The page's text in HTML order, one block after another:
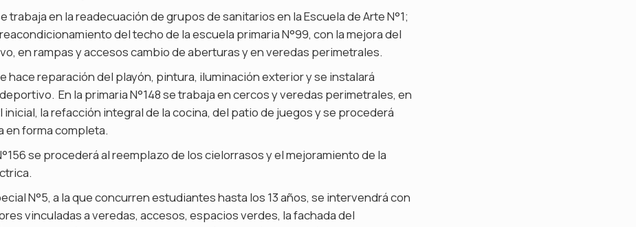
trabaja en la readecuación de grupos de sanitarios en la Escuela de Arte N°1;
del techo de la escuela primaria N°99, con la mejora del
en rampas y accesos cambio de aberturas y en veredas perimetrales.
hace reparación del playón, pintura, iluminación exterior y se instalará
En la primaria N°148 se trabaja en cercos y veredas perimetrales, en
inicial, la refacción integral de la cocina, del patio de juegos y se procederá
en forma completa.
se procederá al reemplazo de los cielorrasos y el mejoramiento de la
N°5, a la que concurren estudiantes hasta los 13 años, se intervendrá con
vinculadas a veredas, accesos, espacios verdes, la fachada del